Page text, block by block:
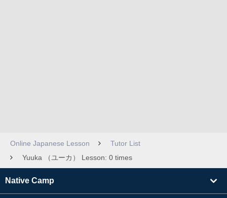
Online Japanese Lesson
Tutor List
Yuuka （ユーカ） Lesson: 0 times
Native Camp